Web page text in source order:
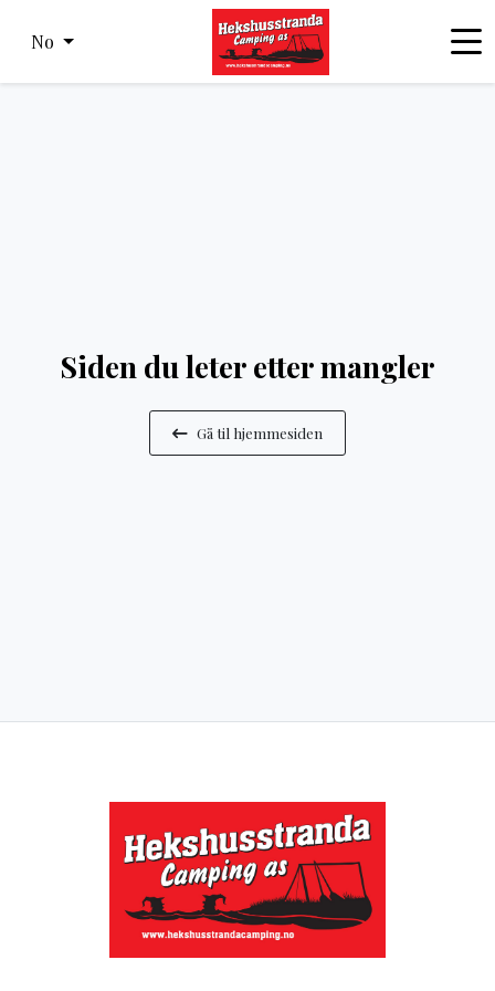
No
Siden du leter etter mangler
Gå til hjemmesiden